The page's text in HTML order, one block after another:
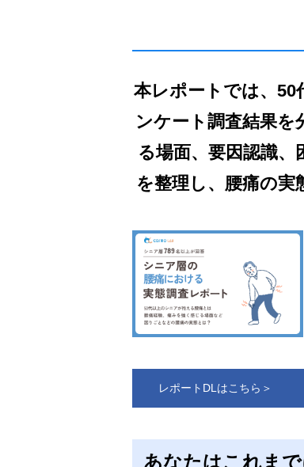
本レポートでは、50
ンケート調査結果を
る場面、要因認識
を整理し、腰痛の実
レポートDLはこちら＞
あなたはこれま